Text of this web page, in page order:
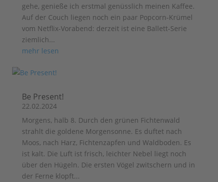
gehe, genieße ich erstmal genüsslich meinen Kaffee.
Auf der Couch liegen noch ein paar Popcorn-Krümel
vom Netflix-Vorabend: derzeit ist eine Ballett-Serie
ziemlich...
mehr lesen
Be Present!
22.02.2024
Morgens, halb 8. Durch den grünen Fichtenwald
strahlt die goldene Morgensonne. Es duftet nach
Moos, nach Harz, Fichtenzapfen und Waldboden. Es
ist kalt. Die Luft ist frisch, leichter Nebel liegt noch
über den Hügeln. Die ersten Vögel zwitschern und in
der Ferne klopft...